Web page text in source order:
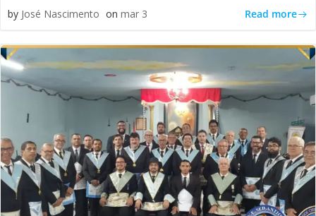
by José Nascimento on mar 3 Read more